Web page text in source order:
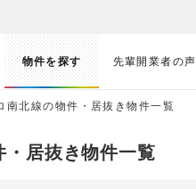
物件を探す 先輩開業者の声
北線の物件・居抜き物件一覧
居抜き物件一覧